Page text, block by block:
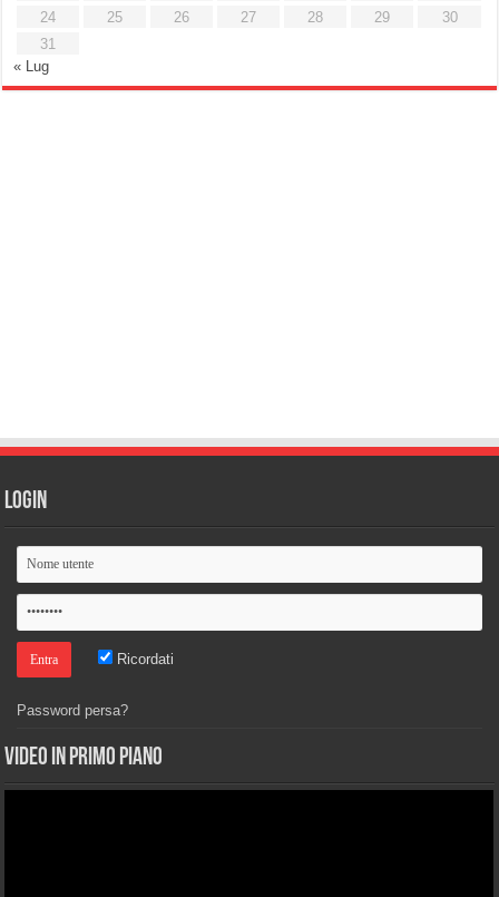
24
25 26 27 28 29
30
31
« Lug
Login
Ricordati
Password persa?
Video in primo piano